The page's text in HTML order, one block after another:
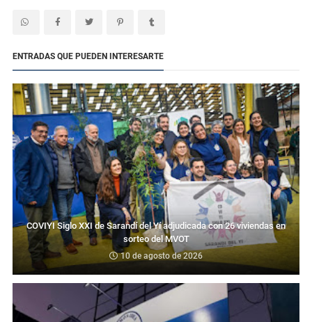
ENTRADAS QUE PUEDEN INTERESARTE
COVIYI Siglo XXI de Sarandí del Yí adjudicada con 26 viviendas en
sorteo del MVOT
10 de agosto de 2026